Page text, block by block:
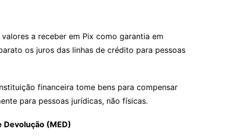
a receber em Pix como garantia em
os juros das linhas de crédito para pessoas
financeira tome bens para compensar
para pessoas jurídicas, não físicas.
(MED)